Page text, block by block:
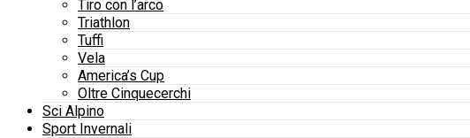
Tiro con l’arco
Triathlon
Tuffi
Vela
America’s Cup
Oltre Cinquecerchi
Sci Alpino
Sport Invernali